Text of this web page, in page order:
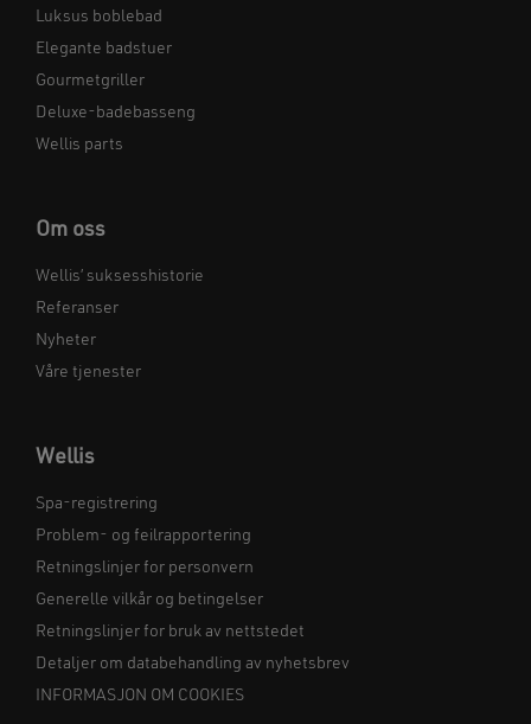
Luksus boblebad
Elegante badstuer
Gourmetgriller
Deluxe-badebasseng
Wellis parts
Om oss
Wellis’ suksesshistorie
Referanser
Nyheter
Våre tjenester
Wellis
Spa-registrering
Problem- og feilrapportering
Retningslinjer for personvern
Generelle vilkår og betingelser
Retningslinjer for bruk av nettstedet
Detaljer om databehandling av nyhetsbrev
INFORMASJON OM COOKIES